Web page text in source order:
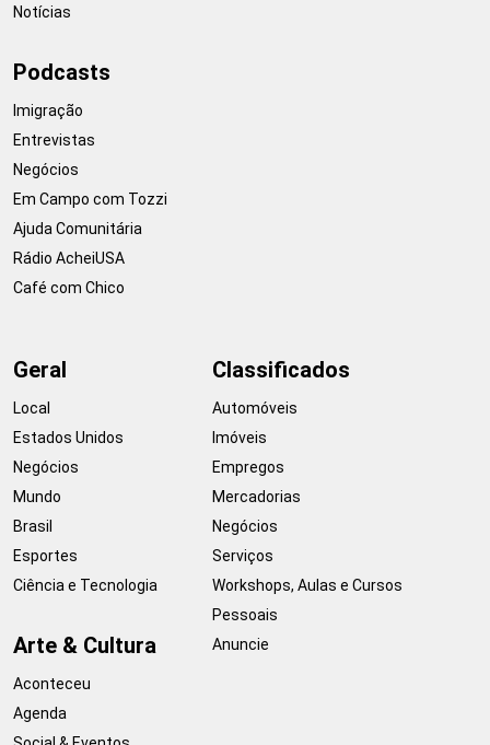
Notícias
Podcasts
Imigração
Entrevistas
Negócios
Em Campo com Tozzi
Ajuda Comunitária
Rádio AcheiUSA
Café com Chico
Geral
Local
Estados Unidos
Negócios
Mundo
Brasil
Esportes
Ciência e Tecnologia
Arte & Cultura
Aconteceu
Agenda
Classificados
Automóveis
Imóveis
Empregos
Mercadorias
Negócios
Serviços
Workshops, Aulas e Cursos
Pessoais
Anuncie